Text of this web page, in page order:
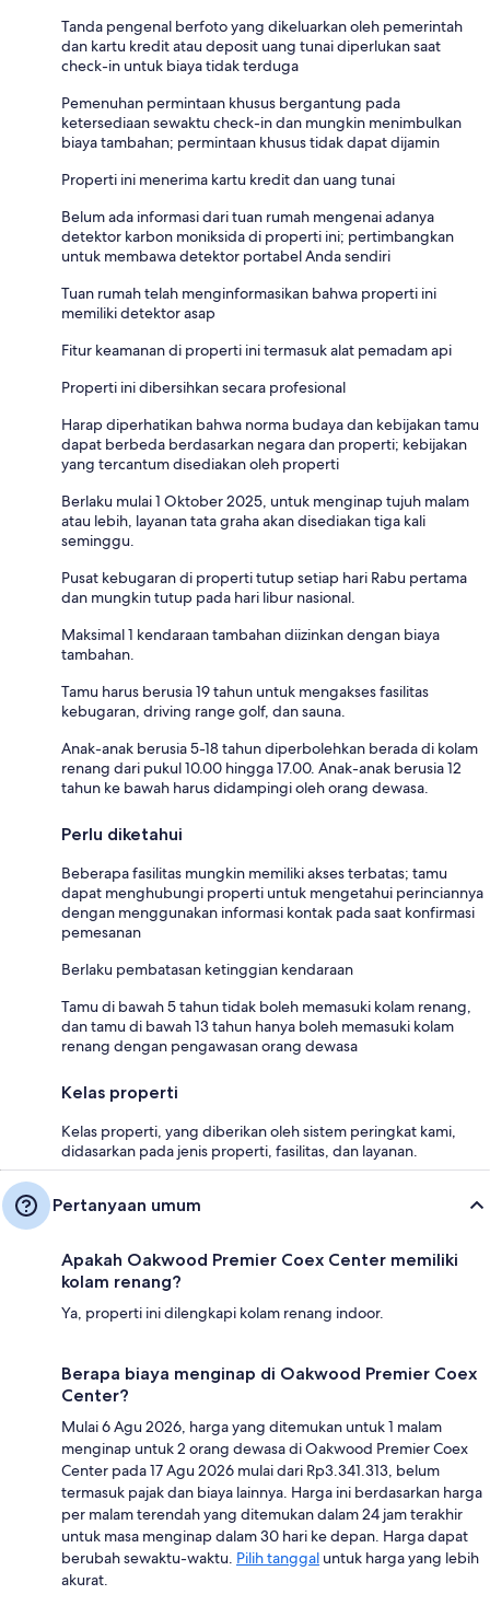
Tanda pengenal berfoto yang dikeluarkan oleh pemerintah
dan kartu kredit atau deposit uang tunai diperlukan saat
check-in untuk biaya tidak terduga
Pemenuhan permintaan khusus bergantung pada
ketersediaan sewaktu check-in dan mungkin menimbulkan
biaya tambahan; permintaan khusus tidak dapat dijamin
Properti ini menerima kartu kredit dan uang tunai
Belum ada informasi dari tuan rumah mengenai adanya
detektor karbon moniksida di properti ini; pertimbangkan
untuk membawa detektor portabel Anda sendiri
Tuan rumah telah menginformasikan bahwa properti ini
memiliki detektor asap
Fitur keamanan di properti ini termasuk alat pemadam api
Properti ini dibersihkan secara profesional
Harap diperhatikan bahwa norma budaya dan kebijakan tamu
dapat berbeda berdasarkan negara dan properti; kebijakan
yang tercantum disediakan oleh properti
Berlaku mulai 1 Oktober 2025, untuk menginap tujuh malam
atau lebih, layanan tata graha akan disediakan tiga kali
seminggu.
Pusat kebugaran di properti tutup setiap hari Rabu pertama
dan mungkin tutup pada hari libur nasional.
Maksimal 1 kendaraan tambahan diizinkan dengan biaya
tambahan.
Tamu harus berusia 19 tahun untuk mengakses fasilitas
kebugaran, driving range golf, dan sauna.
Anak-anak berusia 5-18 tahun diperbolehkan berada di kolam
renang dari pukul 10.00 hingga 17.00. Anak-anak berusia 12
tahun ke bawah harus didampingi oleh orang dewasa.
Perlu diketahui
Beberapa fasilitas mungkin memiliki akses terbatas; tamu
dapat menghubungi properti untuk mengetahui perinciannya
dengan menggunakan informasi kontak pada saat konfirmasi
pemesanan
Berlaku pembatasan ketinggian kendaraan
Tamu di bawah 5 tahun tidak boleh memasuki kolam renang,
dan tamu di bawah 13 tahun hanya boleh memasuki kolam
renang dengan pengawasan orang dewasa
Kelas properti
Kelas properti, yang diberikan oleh sistem peringkat kami,
didasarkan pada jenis properti, fasilitas, dan layanan.
Pertanyaan umum
Apakah Oakwood Premier Coex Center memiliki
kolam renang?
Ya, properti ini dilengkapi kolam renang indoor.
Berapa biaya menginap di Oakwood Premier Coex
Center?
Mulai 6 Agu 2026, harga yang ditemukan untuk 1 malam
menginap untuk 2 orang dewasa di Oakwood Premier Coex
Center pada 17 Agu 2026 mulai dari Rp3.341.313, belum
termasuk pajak dan biaya lainnya. Harga ini berdasarkan harga
per malam terendah yang ditemukan dalam 24 jam terakhir
untuk masa menginap dalam 30 hari ke depan. Harga dapat
berubah sewaktu-waktu. Pilih tanggal untuk harga yang lebih
akurat.